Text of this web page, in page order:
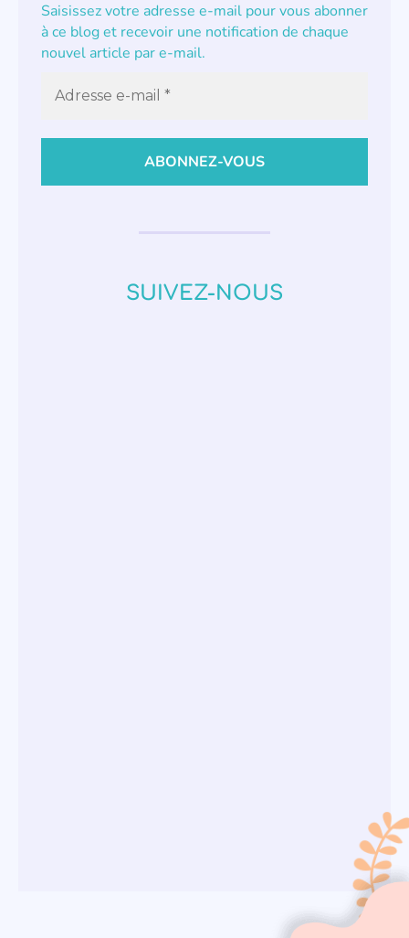
Saisissez votre adresse e-mail pour vous abonner
à ce blog et recevoir une notification de chaque
nouvel article par e-mail.
SUIVEZ-NOUS